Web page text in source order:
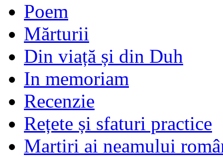
Poem
Mărturii
Din viață și din Duh
In memoriam
Recenzie
Rețete și sfaturi practice
Martiri ai neamului